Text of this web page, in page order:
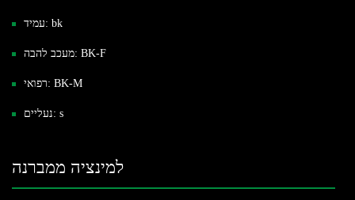
עמיד: bk
מעכב להבה: BK-F
רפואי: BK-M
נעליים: s
למינציה ממברנה